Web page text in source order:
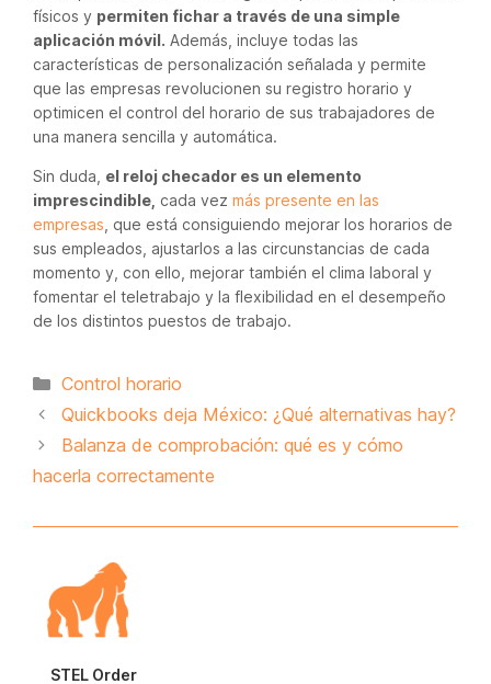
físicos y permiten fichar a través de una simple
aplicación móvil. Además, incluye todas las
características de personalización señalada y permite
que las empresas revolucionen su registro horario y
optimicen el control del horario de sus trabajadores de
una manera sencilla y automática.
Sin duda, el reloj checador es un elemento
imprescindible, cada vez más presente en las
empresas , que está consiguiendo mejorar los horarios de
sus empleados, ajustarlos a las circunstancias de cada
momento y, con ello, mejorar también el clima laboral y
fomentar el teletrabajo y la flexibilidad en el desempeño
de los distintos puestos de trabajo.
Categorías
Control horario
Quickbooks deja México: ¿Qué alternativas hay?
Balanza de comprobación: qué es y cómo
hacerla correctamente
STEL Order